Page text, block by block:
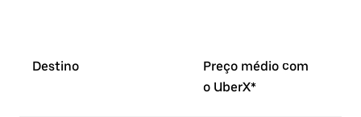
Destino
Preço médio com
o UberX*